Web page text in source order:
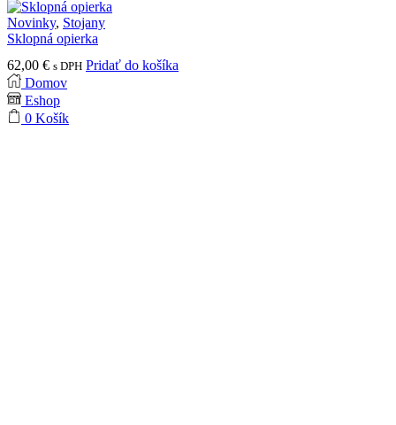
Novinky, Stojany
Sklopná opierka
62,00 € s DPH Pridať do košíka
Domov
Eshop
0 Košík